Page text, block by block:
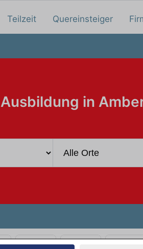
Teilzeit Quereinsteiger
Ausbildung in